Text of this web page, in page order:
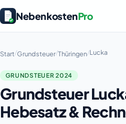
NebenkostenPro
Start/Grundsteuer/Thüringen/Lucka
GRUNDSTEUER 2024
Grundsteuer
Hebesatz &